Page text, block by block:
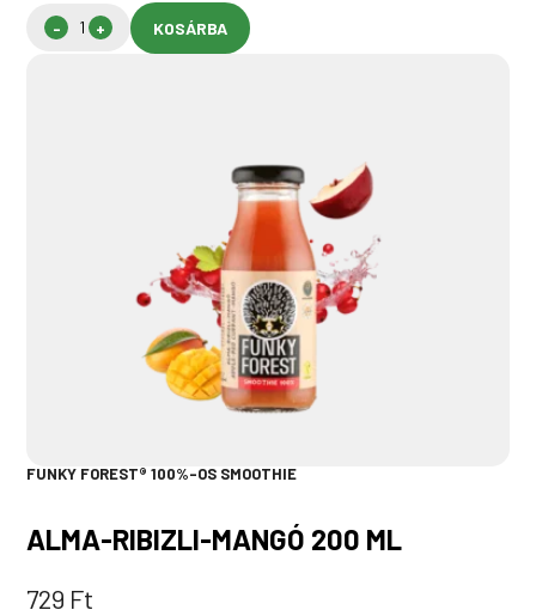
KOSÁRBA
FUNKY FOREST® 100%-OS SMOOTHIE
ALMA-RIBIZLI-MANGÓ 200 ML
729 Ft